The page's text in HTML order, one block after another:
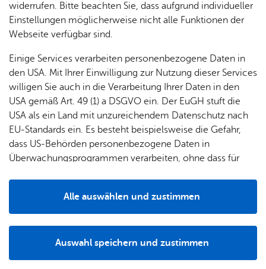
Sport­bad
Sport- und Freizeitbad
Friedrichshafen – Sport,
Spaß & Wellness auf rund
1.200 Quadratmetern
Wasserfläche
widerrufen. Bitte beachten Sie, dass aufgrund individueller
Einstellungen möglicherweise nicht alle Funktionen der
Webseite verfügbar sind.
Einige Services verarbeiten personenbezogene Daten in
den USA. Mit Ihrer Einwilligung zur Nutzung dieser Services
willigen Sie auch in die Verarbeitung Ihrer Daten in den
USA gemäß Art. 49 (1) a DSGVO ein. Der EuGH stuft die
USA als ein Land mit unzureichendem Datenschutz nach
EU-Standards ein. Es besteht beispielsweise die Gefahr,
dass US-Behörden personenbezogene Daten in
Überwachungsprogrammen verarbeiten, ohne dass für
Auswahl speichern und zustimmen
Alle auswählen und zustimmen